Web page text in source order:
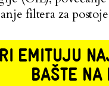
filtera za
EMITUJU
BAŠTE NA